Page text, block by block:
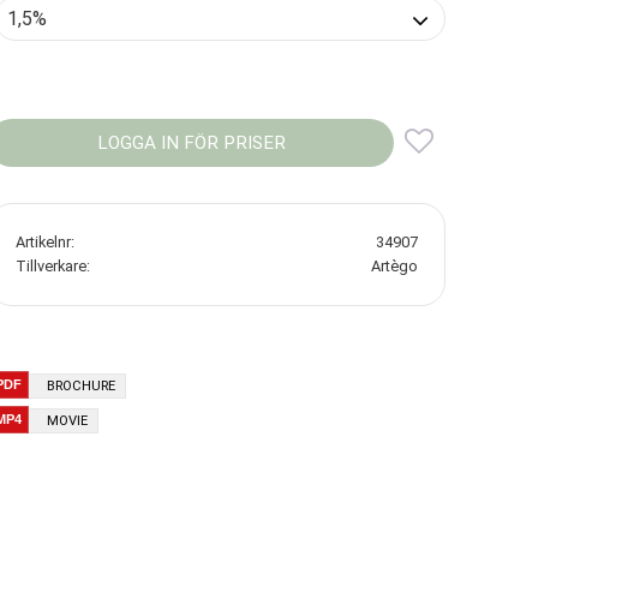
LOGGA IN FÖR PRISER
Artikelnr
34907
Tillverkare
Artègo
BROCHURE
MOVIE